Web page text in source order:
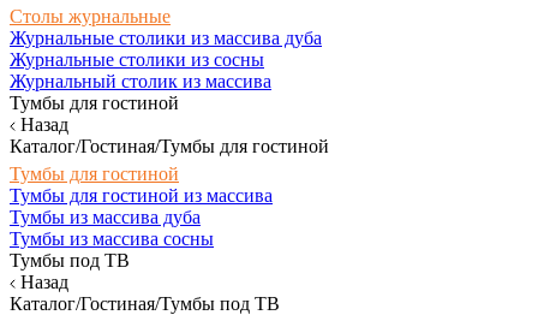
Столы журнальные
Журнальные столики из массива дуба
Журнальные столики из сосны
Журнальный столик из массива
Тумбы для гостиной
Назад
Каталог/Гостиная/Тумбы для гостиной
Тумбы для гостиной
Тумбы для гостиной из массива
Тумбы из массива дуба
Тумбы из массива сосны
Тумбы под ТВ
Назад
Каталог/Гостиная/Тумбы под ТВ